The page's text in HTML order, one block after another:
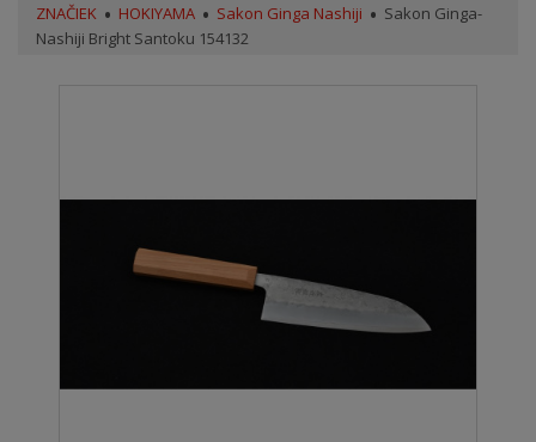
ZNAČIEK
HOKIYAMA Sakon Ginga Nashiji
Sakon Ginga-
Nashiji Bright Santoku 154132